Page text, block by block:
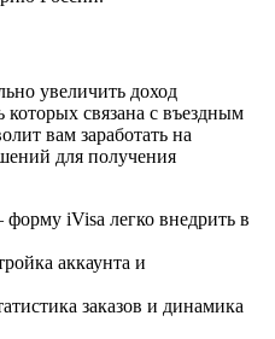
увеличить доход
которых связана с въездным
вам заработать на
для получения
iVisa легко внедрить в
аккаунта и
заказов и динамика